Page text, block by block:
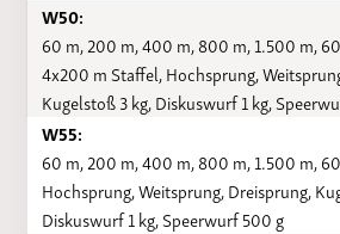
W50:
60 m, 200 m, 400 m, 800 m, 1.500 m,
4x200 m Staffel, Hochsprung,
Kugelstoß 3 kg, Diskuswurf 1 kg,
W55:
60 m, 200 m, 400 m, 800 m, 1.500 m,
Hochsprung, Weitsprung, Dreisprung,
Diskuswurf 1 kg, Speerwurf 500 g